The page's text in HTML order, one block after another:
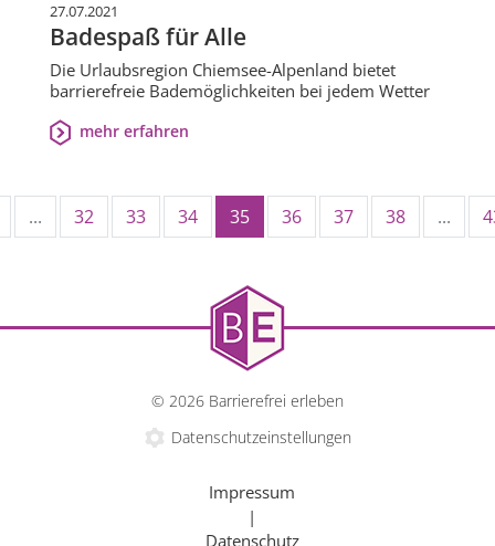
27.07.2021
Badespaß für Alle
Die Urlaubsregion Chiemsee-Alpenland bietet
barrierefreie Bademöglichkeiten bei jedem Wetter
mehr erfahren
... 32 33 34 35 36 37 38 ...
© 2026 Barrierefrei erleben
Datenschutzeinstellungen
Impressum
|
Datenschutz